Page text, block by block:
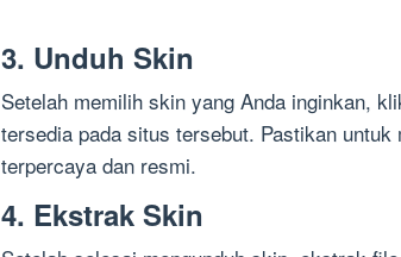
3. Unduh Skin
Setelah memilih skin yang Anda inginkan,
tersedia pada situs tersebut. Pastikan
terpercaya dan resmi.
4. Ekstrak Skin